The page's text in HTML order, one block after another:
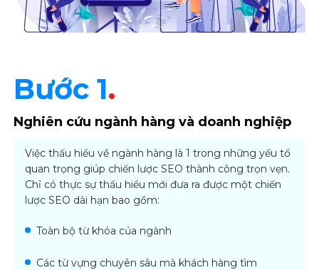
Bước 1.
Nghiên cứu ngành hàng và doanh nghiệp
Việc thấu hiểu về ngành hàng là 1 trong những yếu tố
quan trọng giúp chiến lược SEO thành công trọn vẹn.
Chỉ có thực sự thấu hiểu mới đưa ra được một chiến
lược SEO dài hạn bao gồm:
Toàn bộ từ khóa của ngành
Các từ vựng chuyên sâu mà khách hàng tìm